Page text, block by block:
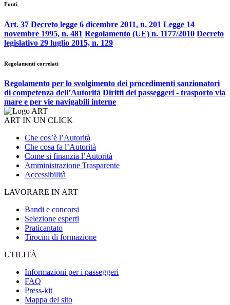
Fonti
Art. 37 Decreto legge 6 dicembre 2011, n. 201 Legge 14
novembre 1995, n. 481 Regolamento (UE) n. 1177/2010 Decreto
legislativo 29 luglio 2015, n. 129
Regolamenti correlati
Regolamento per lo svolgimento dei procedimenti sanzionatori
di competenza dell’Autorità Diritti dei passeggeri - trasporto via
mare e per vie navigabili interne
ART IN UN CLICK
Che cos’è l’Autorità
Che cosa fa l’Autorità
Come si finanzia l’Autorità
Amministrazione Trasparente
Accessibilità
LAVORARE IN ART
Bandi e concorsi
Selezione esperti
Praticantato
Tirocini di formazione
UTILITÀ
Informazioni per i passeggeri
FAQ
Press-kit
Mappa del sito